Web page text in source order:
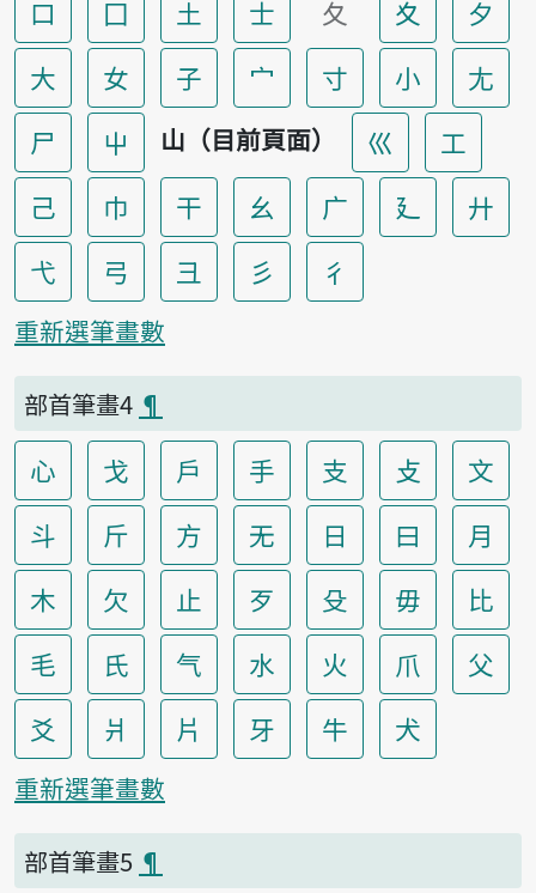
口 囗 土 士 夂 夊
夕
大
女 子 宀 寸 小
尢
尸
屮 山（目前頁面） 巛
工
己
巾 干 幺 广 廴
廾
弋
弓 彐 彡 彳
重新選筆畫數
部首筆畫4 ¶
心 戈 戶 手 支 攴
文
斗
斤 方 无 日 曰
月
木
欠 止 歹 殳 毋
比
毛
氏 气 水 火 爪
父
爻
爿 片 牙 牛 犬
重新選筆畫數
部首筆畫5 ¶